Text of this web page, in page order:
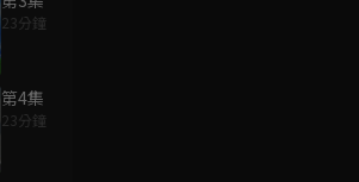
23分鐘
第4集
23分鐘